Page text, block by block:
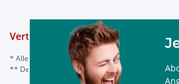
Vertrag widerrufen
* Alle Preise inkl. gesetzl. Mehrwertsteuer, ggf.
** Der Rabattcode ist nur einmal einlösbar, nicht